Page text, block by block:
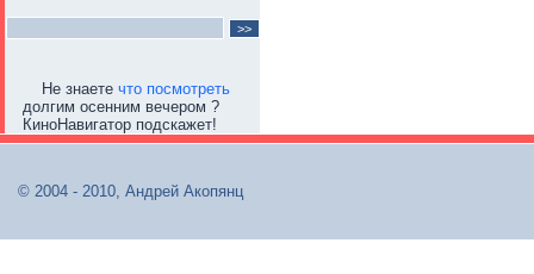
Не знаете что посмотреть
долгим осенним вечером ?
КиноНавигатор подскажет!
© 2004 - 2010, Андрей Акопянц